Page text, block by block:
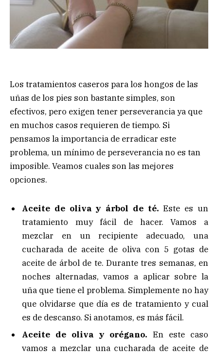
Los tratamientos caseros para los hongos de las
uñas de los pies son bastante simples, son
efectivos, pero exigen tener perseverancia ya que
en muchos casos requieren de tiempo. Si
pensamos la importancia de erradicar este
problema, un mínimo de perseverancia no es tan
imposible. Veamos cuales son las mejores
opciones.
Aceite de oliva y árbol de té. Este es un
tratamiento muy fácil de hacer. Vamos a
mezclar en un recipiente adecuado, una
cucharada de aceite de oliva con 5 gotas de
aceite de árbol de te. Durante tres semanas, en
noches alternadas, vamos a aplicar sobre la
uña que tiene el problema. Simplemente no hay
que olvidarse que día es de tratamiento y cual
es de descanso. Si anotamos, es más fácil.
Aceite de oliva y orégano. En este caso
vamos a mezclar una cucharada de aceite de